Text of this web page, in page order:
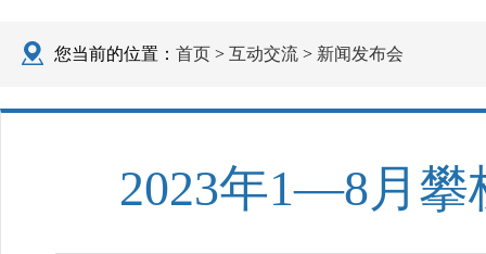
您当前的位置： 首页 > 互动交流 > 新闻发布会
2023年1—8月攀